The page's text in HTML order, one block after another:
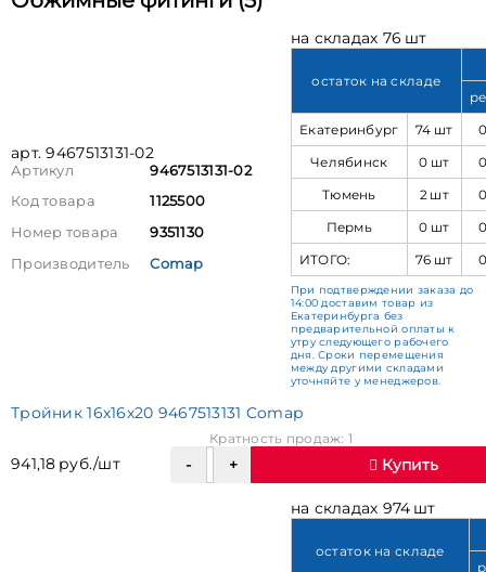
арт. 9467513131-02
Артикул
9467513131-02
Код товара
1125500
Номер товара
9351130
Производитель
Comap
на складах 76 шт
остаток на складе
Екатеринбург
74 шт
Челябинск
0 шт
Тюмень
2 шт
Пермь
0 шт
ИТОГО:
76 шт
При подтверждении заказа до
14:00 доставим товар из
Екатеринбурга без
предварительной оплаты к
утру следующего рабочего
дня. Сроки перемещения
между другими складами
уточняйте у менеджеров.
Тройник 16х16х20 9467513131 Comap
941,18 руб./шт
Кратность продаж: 1
Купить
на складах 974 шт
остаток на складе